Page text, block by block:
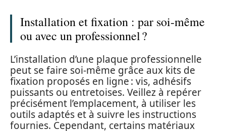
Installation et fixation : par soi-même
ou avec un professionnel ?
L’installation d’une plaque professionnelle
peut se faire soi-même grâce aux kits de
fixation proposés en ligne : vis, adhésifs
puissants ou entretoises. Veillez à repérer
précisément l’emplacement, à utiliser les
outils adaptés et à suivre les instructions
fournies. Cependant, certains matériaux